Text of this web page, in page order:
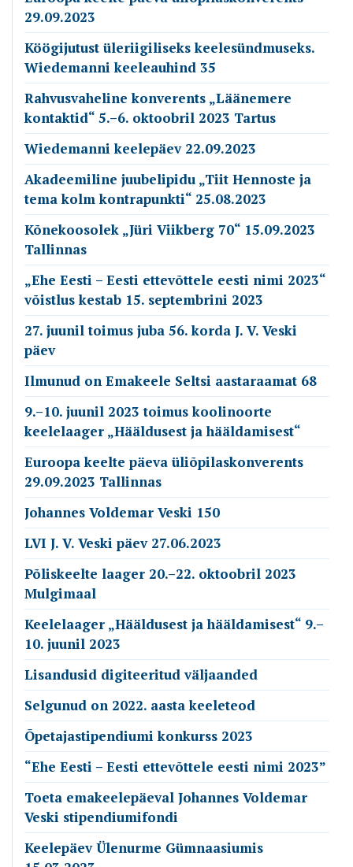
29.09.2023
Köögijutust üleriigiliseks keelesündmuseks.
Wiedemanni keeleauhind 35
Rahvusvaheline konverents „Läänemere
kontaktid“ 5.–6. oktoobril 2023 Tartus
Wiedemanni keelepäev 22.09.2023
Akadeemiline juubelipidu „Tiit Hennoste ja
tema kolm kontrapunkti“ 25.08.2023
Kõnekoosolek „Jüri Viikberg 70“ 15.09.2023
Tallinnas
„Ehe Eesti – Eesti ettevõttele eesti nimi 2023“
võistlus kestab 15. septembrini 2023
27. juunil toimus juba 56. korda J. V. Veski
päev
Ilmunud on Emakeele Seltsi aastaraamat 68
9.–10. juunil 2023 toimus koolinoorte
keelelaager „Hääldusest ja hääldamisest“
Euroopa keelte päeva üliõpilaskonverents
29.09.2023 Tallinnas
Johannes Voldemar Veski 150
LVI J. V. Veski päev 27.06.2023
Põliskeelte laager 20.–22. oktoobril 2023
Mulgimaal
Keelelaager „Hääldusest ja hääldamisest“ 9.–
10. juunil 2023
Lisandusid digiteeritud väljaanded
Selgunud on 2022. aasta keeleteod
Õpetajastipendiumi konkurss 2023
“Ehe Eesti – Eesti ettevõttele eesti nimi 2023”
Toeta emakeelepäeval Johannes Voldemar
Veski stipendiumifondi
Keelepäev Ülenurme Gümnaasiumis